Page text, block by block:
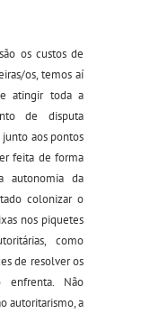
os custos de
os, temos aí
atingir toda a
de disputa
aos pontos
feita de forma
autonomia da
colonizar o
nos piquetes
como
de resolver os
enfrenta. Não
autoritarismo, a